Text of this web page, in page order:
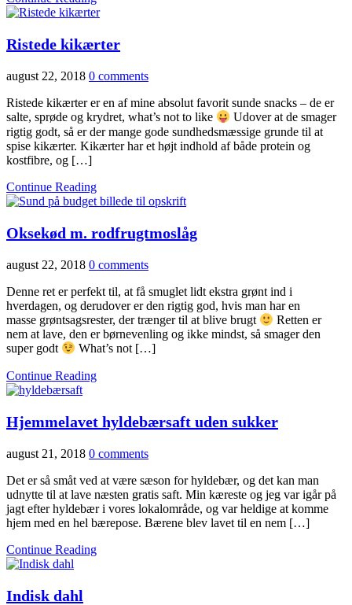
Ristede kikærter
august 22, 2018 0 comments
Ristede kikærter er en af mine absolut favorit sunde snacks – de er
salte, sprøde og krydret, what’s not to like
Udover at de smager
rigtig godt, så er der mange gode sundhedsmæssige grunde til at
spise kikærter. Kikærter har et højt indhold af både protein og
kostfibre, og […]
Continue Reading
Oksekød m. rodfrugtmoslåg
august 22, 2018 0 comments
Denne ret er perfekt til, at få smuglet lidt ekstra grønt ind i
hverdagen, og derudover er den rigtig god, hvis man har en
masse grøntsagsrester, der trænger til at blive brugt
Retten er
nem at lave, den er børnevenling og ikke mindst, så smager den
super godt
What’s not […]
Continue Reading
Hjemmelavet hyldebærsaft uden sukker
august 21, 2018 0 comments
Det er så småt ved at være sæson for hyldebær, og det kan man
udnytte til at lave næsten gratis saft. Min kæreste og jeg var igår på
jagt efter hyldebær i vores lokalområde, og var heldige at komme
hjem med en hel bærepose. Bærene blev lavet til en nem […]
Continue Reading
Indisk dahl